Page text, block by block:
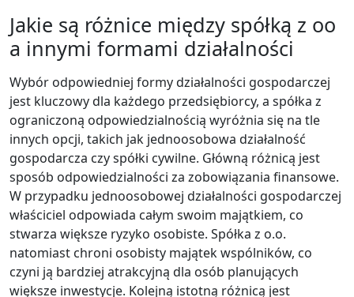
Jakie są różnice między spółką z oo
a innymi formami działalności
Wybór odpowiedniej formy działalności gospodarczej
jest kluczowy dla każdego przedsiębiorcy, a spółka z
ograniczoną odpowiedzialnością wyróżnia się na tle
innych opcji, takich jak jednoosobowa działalność
gospodarcza czy spółki cywilne. Główną różnicą jest
sposób odpowiedzialności za zobowiązania finansowe.
W przypadku jednoosobowej działalności gospodarczej
właściciel odpowiada całym swoim majątkiem, co
stwarza większe ryzyko osobiste. Spółka z o.o.
natomiast chroni osobisty majątek wspólników, co
czyni ją bardziej atrakcyjną dla osób planujących
większe inwestycje. Kolejną istotną różnicą jest